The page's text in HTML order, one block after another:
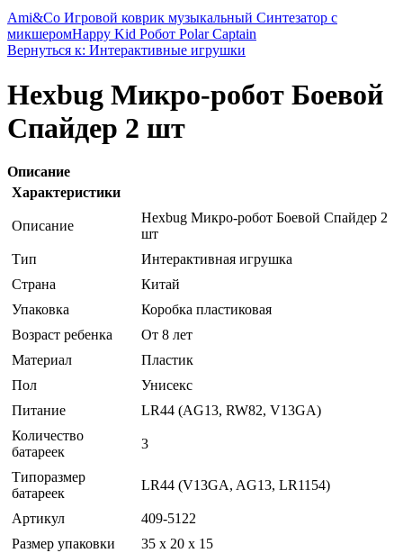
Ami&Co Игровой коврик музыкальный Синтезатор с
микшеромHappy Kid Робот Polar Captain
Вернуться к: Интерактивные игрушки
Hexbug Микро-робот Боевой
Спайдер 2 шт
Описание
Характеристики
Описание
Hexbug Микро-робот Боевой Спайдер 2
шт
Тип
Интерактивная игрушка
Страна
Китай
Упаковка
Коробка пластиковая
Возраст ребенка
От 8 лет
Материал
Пластик
Пол
Унисекс
Питание
LR44 (AG13, RW82, V13GA)
Количество
батареек
3
Типоразмер
батареек
LR44 (V13GA, AG13, LR1154)
Артикул
409-5122
Размер упаковки
35 x 20 x 15